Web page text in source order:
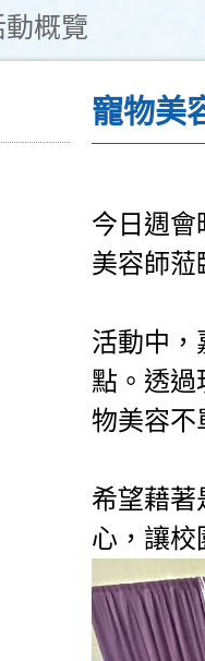
概覽
寵物美
今日週會
美容師蒞
活動中，
點。透過
物美容不
希望藉著
心，讓校